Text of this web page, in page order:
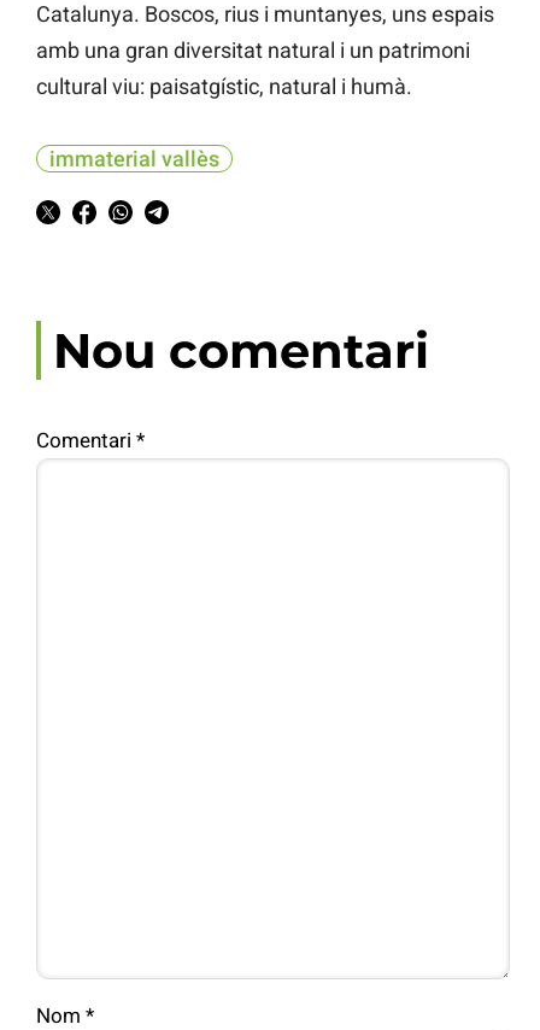
Catalunya. Boscos, rius i muntanyes, uns espais
amb una gran diversitat natural i un patrimoni
cultural viu: paisatgístic, natural i humà.
immaterial vallès
Nou comentari
Comentari *
Nom *